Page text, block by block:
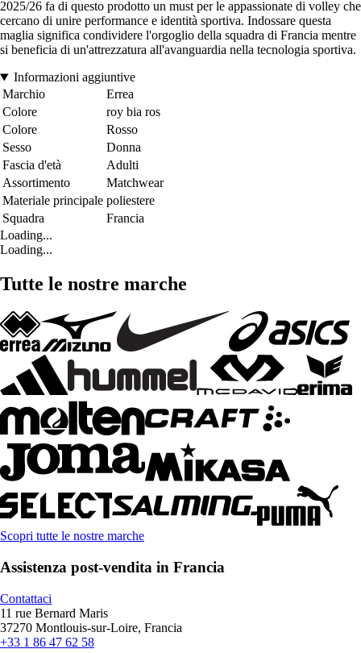
2025/26 fa di questo prodotto un must per le appassionate di volley che
cercano di unire performance e identità sportiva. Indossare questa
maglia significa condividere l'orgoglio della squadra di Francia mentre
si beneficia di un'attrezzatura all'avanguardia nella tecnologia sportiva.
Informazioni aggiuntive
Marchio
Errea
Colore
roy bia ros
Colore
Rosso
Sesso
Donna
Fascia d'età
Adulti
Assortimento
Matchwear
Materiale principale poliestere
Squadra
Francia
Loading...
Loading...
Tutte le nostre marche
Scopri tutte le nostre marche
Assistenza post-vendita in Francia
Contattaci
11 rue Bernard Maris
37270 Montlouis-sur-Loire, Francia
+33 1 86 47 62 58